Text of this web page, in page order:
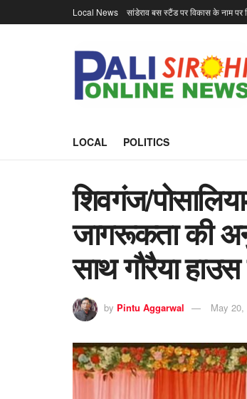
Local News सांडेराव बस स्टैंड पर विकास के नाम पर
LOCAL POLITICS
शिवगंज/
जागरूकता की
साथ गौरैया
by Pintu Aggarwal May 20,